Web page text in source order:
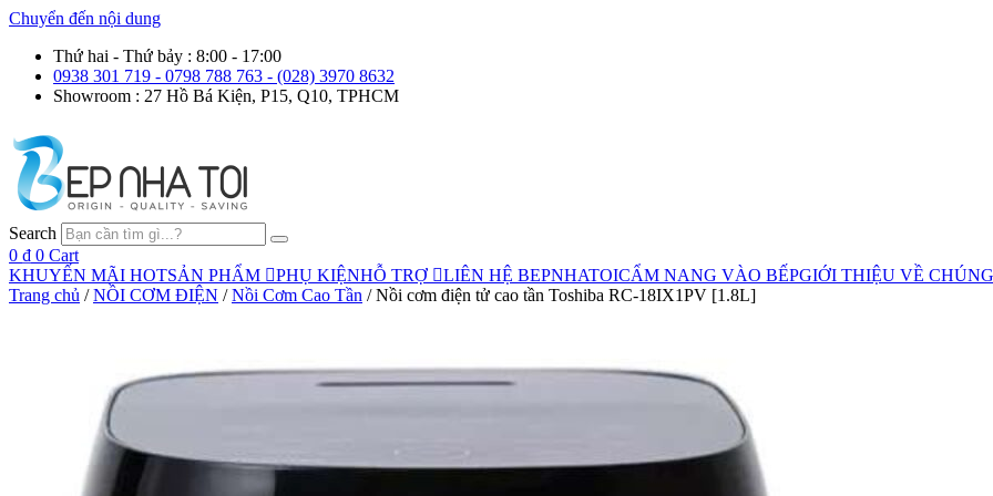
Chuyển đến nội dung
Thứ hai - Thứ bảy : 8:00 - 17:00
0938 301 719 - 0798 788 763 - (028) 3970 8632
Showroom : 27 Hồ Bá Kiện, P15, Q10, TPHCM
Search
0 ₫ 0 Cart
KHUYẾN MÃI HOTSẢN PHẨM PHỤ KIỆNHỖ TRỢ LIÊN HỆ BEPNHATOICẨM NANG VÀO BẾPGIỚI THIỆU VỀ
Trang chủ /NỒI CƠM ĐIỆN /Nồi Cơm Cao Tần / Nồi cơm điện tử cao tần Toshiba RC-18IX1PV [1.8L]